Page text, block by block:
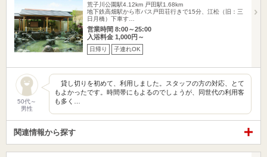
荒子川公園駅4.12km 戸田駅1.68km
地下鉄高畑駅から市バス戸田荘行きで15分、江松（旧：三
日月橋）下車す…
営業時間 8:00～25:00
入浴料金 1,000円～
日帰り 子連れOK
50代～
男性
貸し切りを初めて、利用しました。スタッフの方の対応、とて
もよかったです。時間帯にもよるのでしょうが、同世代の利用客
も多く…
関連情報から探す